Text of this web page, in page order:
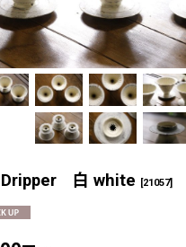
白 white [21057]